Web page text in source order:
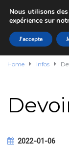
Home Infos
2022-01-06
Nous utilisons
expérience sur
J'accepte